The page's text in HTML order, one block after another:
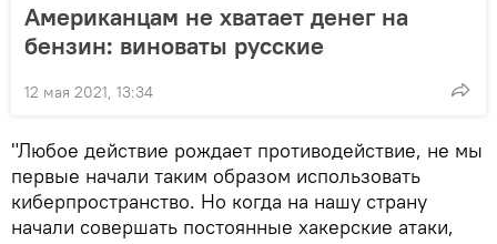
Американцам не хватает денег на
бензин: виноваты русские
12 мая 2021, 13:34
"Любое действие рождает противодействие, не мы
первые начали таким образом использовать
киберпространство. Но когда на нашу страну
начали совершать постоянные хакерские атаки,